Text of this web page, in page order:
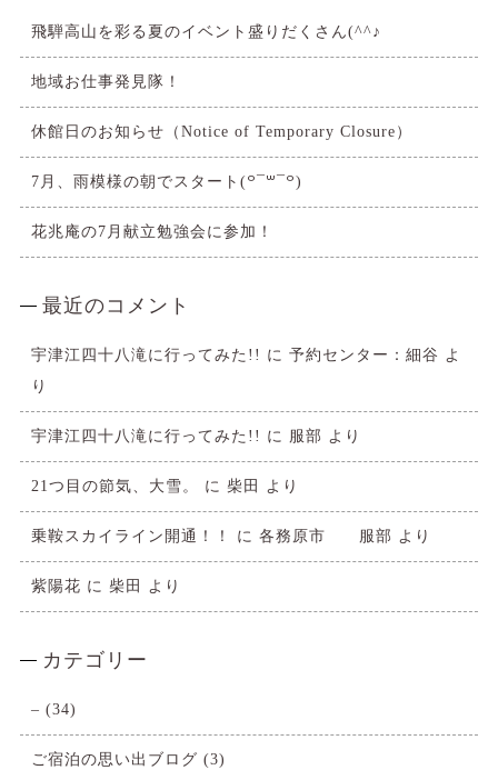
飛騨高山を彩る夏のイベント盛りだくさん(^^♪
地域お仕事発見隊！
休館日のお知らせ（Notice of Temporary Closure）
7月、雨模様の朝でスタート(꒪¯꒳​¯꒪)
花兆庵の7月献立勉強会に参加！
最近のコメント
宇津江四十八滝に行ってみた!! に 予約センター：細谷 よ
り
宇津江四十八滝に行ってみた!! に 服部 より
21つ目の節気、大雪。 に 柴田 より
乗鞍スカイライン開通！！ に 各務原市 服部 より
紫陽花 に 柴田 より
カテゴリー
– (34)
ご宿泊の思い出ブログ (3)